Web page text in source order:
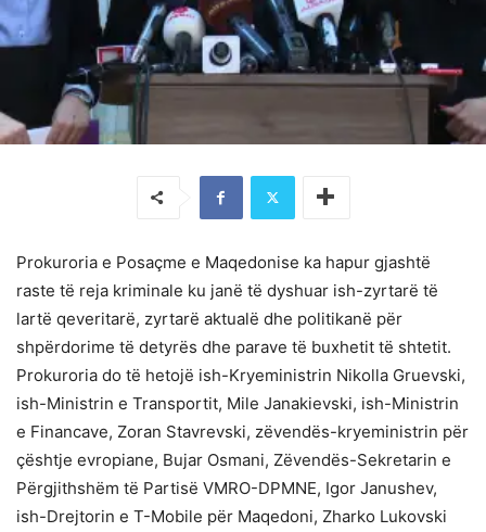
Prokuroria e Posaçme e Maqedonise ka hapur gjashtë
raste të reja kriminale ku janë të dyshuar ish-zyrtarë të
lartë qeveritarë, zyrtarë aktualë dhe politikanë për
shpërdorime të detyrës dhe parave të buxhetit të shtetit.
Prokuroria do të hetojë ish-Kryeministrin Nikolla Gruevski,
ish-Ministrin e Transportit, Mile Janakievski, ish-Ministrin
e Financave, Zoran Stavrevski, zëvendës-kryeministrin për
çështje evropiane, Bujar Osmani, Zëvendës-Sekretarin e
Përgjithshëm të Partisë VMRO-DPMNE, Igor Janushev,
ish-Drejtorin e T-Mobile për Maqedoni, Zharko Lukovski